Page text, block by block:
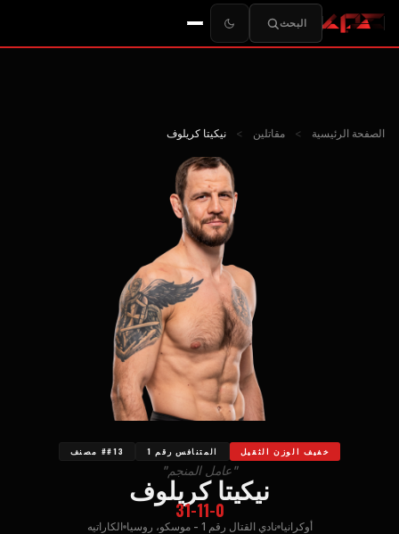
البحث
الصفحة الرئيسية > مقاتلين > نيكيتا كريلوف
خفيف الوزن الثقيل المتنافس رقم 1 ##13 مصنف
"عامل المنجم"
نيكيتا كريلوف
31-11-0
أوكرانيا نادي القتال رقم 1 - موسكو، روسيا الكاراتيه